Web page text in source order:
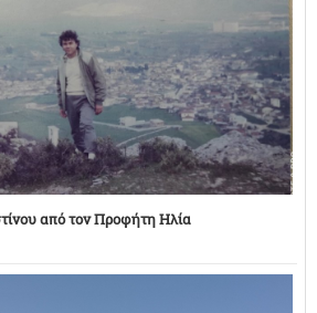
από τον Προφήτη Ηλία